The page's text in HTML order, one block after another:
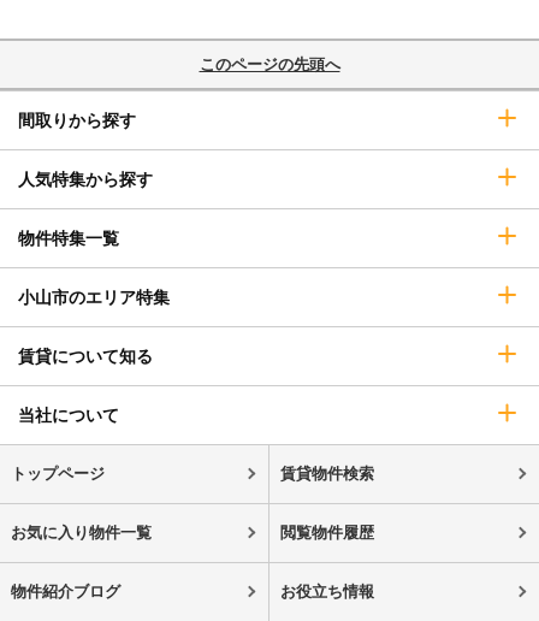
このページの先頭へ
間取りから探す
人気特集から探す
物件特集一覧
小山市のエリア特集
賃貸について知る
当社について
トップページ 賃貸物件検索
お気に入り物件一覧 閲覧物件履歴
物件紹介ブログ お役立ち情報